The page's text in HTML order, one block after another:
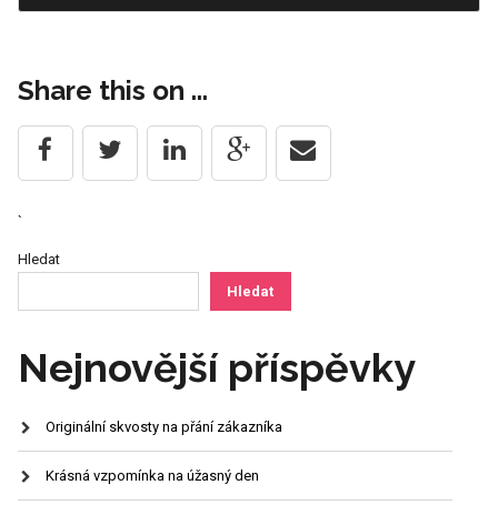
Share this on ...
`
Hledat
Hledat
Nejnovější příspěvky
Originální skvosty na přání zákazníka
Krásná vzpomínka na úžasný den